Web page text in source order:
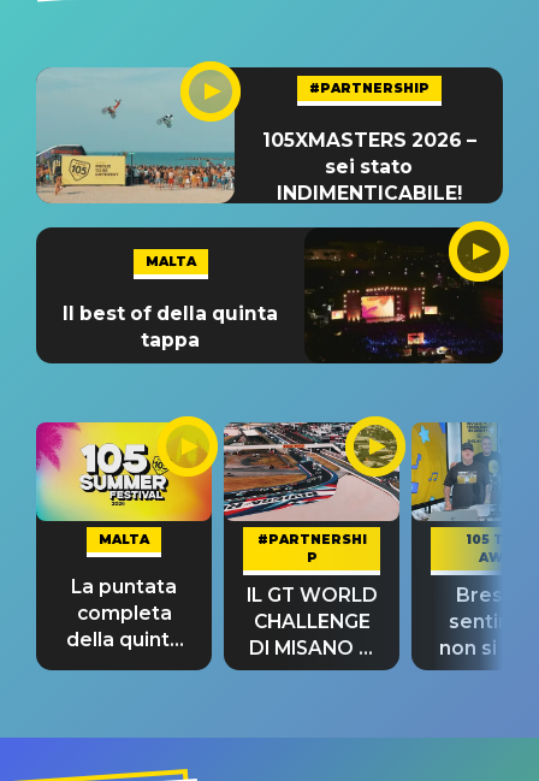
#PARTNERSHIP
105XMASTERS 2026 –
sei stato
INDIMENTICABILE!
MALTA
Il best of della quinta
tappa
MALTA
La puntata
completa
della quinta
tappa
#PARTNERSHI
P
IL GT WORLD
CHALLENGE
DI MISANO si
riconferma
105 TAKE
AWAY
Bresh:
non si
fino alla